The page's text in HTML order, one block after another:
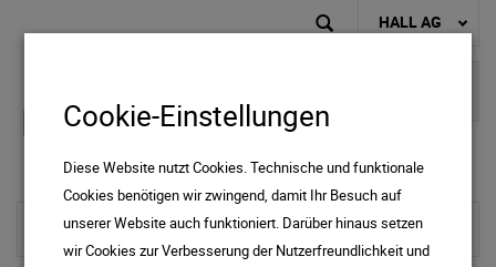
HALL AG
zur Startseite
Cookie-Einstellungen
Diese Website nutzt Cookies. Technische und funktionale
Cookies benötigen wir zwingend, damit Ihr Besuch auf
unserer Website auch funktioniert. Darüber hinaus setzen
wir Cookies zur Verbesserung der Nutzerfreundlichkeit und